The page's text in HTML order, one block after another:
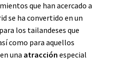
que han acercado a
se ha convertido en un
para los tailandeses que
como para aquellos
una atracción especial